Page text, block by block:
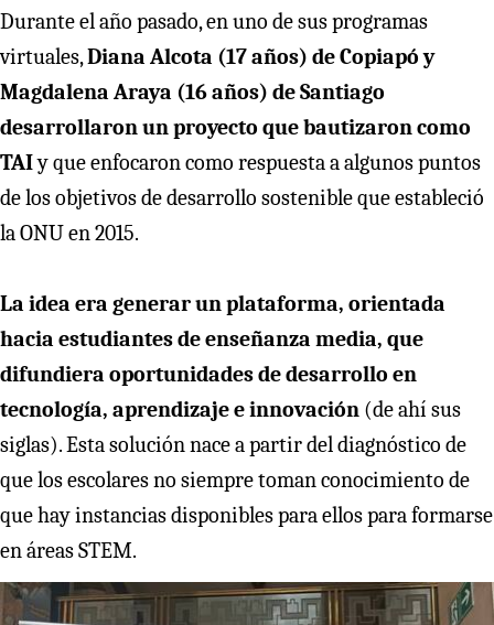
Durante el año pasado, en uno de sus programas
virtuales,Diana Alcota (17 años) de Copiapó y
Magdalena Araya (16 años) de Santiago
desarrollaron un proyecto que bautizaron como
TAIy que enfocaron como respuesta a algunos puntos
de los objetivos de desarrollo sostenible que estableció
la ONU en 2015.
La idea era generar un plataforma, orientada
hacia estudiantes de enseñanza media, que
difundiera oportunidades de desarrollo en
tecnología, aprendizaje e innovación (de ahí sus
siglas). Esta solución nace a partir del diagnóstico de
que los escolares no siempre toman conocimiento de
que hay instancias disponibles para ellos para formarse
en áreas STEM.